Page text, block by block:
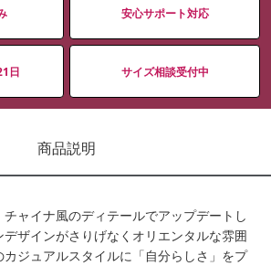
安心サポート対応
日 サイズ相談受付中
商品説明
ャイナ風のディテールでアップデートし
ザインがさりげなくオリエンタルな雰囲
ジュアルスタイルに「自分らしさ」をプ